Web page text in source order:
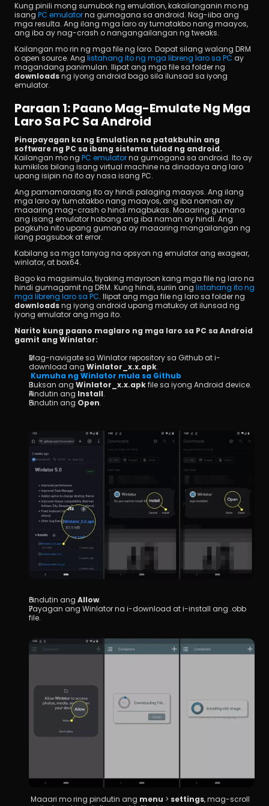
Kung pinili mong sumubok ng emulation, kakailanganin mo ng
isang PC emulator na gumagana sa android. Nag-iiba ang
mga resulta. Ang ilang mga laro ay tumatakbo nang maayos,
ang iba ay nag-crash o nangangailangan ng tweaks.
Kailangan mo rin ng mga file ng laro. Dapat silang walang DRM
o open source. Ang listahang ito ng mga libreng laro sa PC ay
downloads ng iyong android bago sila ilunsad sa iyong
emulator.
Paraan 1: Paano Mag-Emulate Ng Mga
Laro Sa PC Sa Android
Pinapayagan ka ng Emulation na patakbuhin ang
software ng PC sa ibang sistema tulad ng android.
Kailangan mo ng PC emulator na gumagana sa android. Ito ay
kumikilos bilang isang virtual machine na dinadaya ang laro
upang isipin na ito ay nasa isang PC.
Ang pamamaraang ito ay hindi palaging maayos. Ang ilang
mga laro ay tumatakbo nang maayos, ang iba naman ay
maaaring mag-crash o hindi magbukas. Maaaring gumana
ang isang emulator habang ang iba naman ay hindi. Ang
pagkuha nito upang gumana ay maaaring mangailangan ng
ilang pagsubok at error.
Kabilang sa mga tanyag na opsyon ng emulator ang exagear,
winlator, at box64.
Bago ka magsimula, tiyaking mayroon kang mga file ng laro na
hindi gumagamit ng DRM. Kung hindi, suriin ang listahang ito ng
mga libreng laro sa PC
downloads ng iyong android upang matukoy at ilunsad ng
iyong emulator ang mga ito.
Narito kung paano maglaro ng mga laro sa PC sa Android
gamit ang Winlator:
Mag-navigate sa Winlator repository sa Github at i-
download ang Winlator_x.x.apk.
Kumuha ng Winlator mula sa Github
Buksan ang Winlator_x.x.apk file sa iyong Android device.
Pindutin ang Install.
Pindutin ang Open.
Pindutin ang Allow.
Payagan ang Winlator na i-download at i-install ang .obb
file.
Maaari mo ring pindutin ang menu > settings, mag-scroll